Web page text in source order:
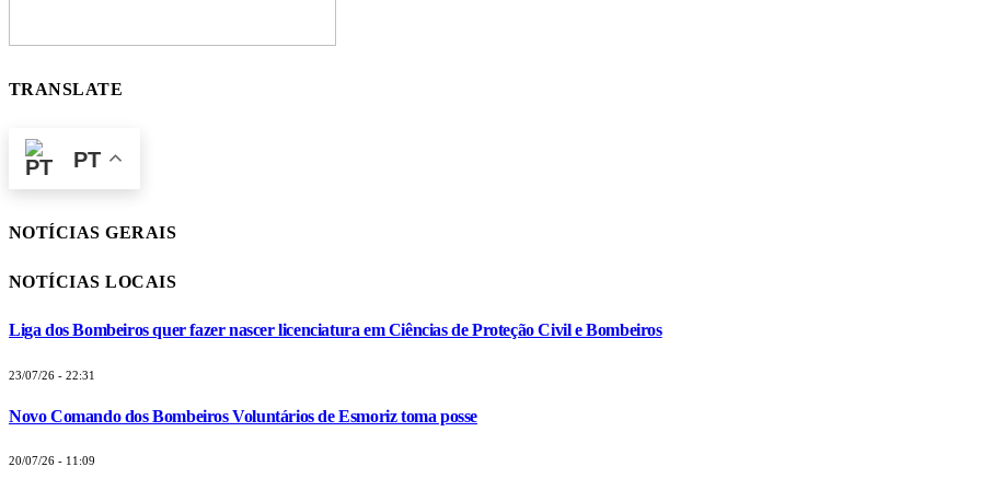
TRANSLATE
PT
NOTÍCIAS GERAIS
NOTÍCIAS LOCAIS
Liga dos Bombeiros quer fazer nascer licenciatura em Ciências de Proteção Civil e Bombeiros
23/07/26 - 22:31
Novo Comando dos Bombeiros Voluntários de Esmoriz toma posse
20/07/26 - 11:09